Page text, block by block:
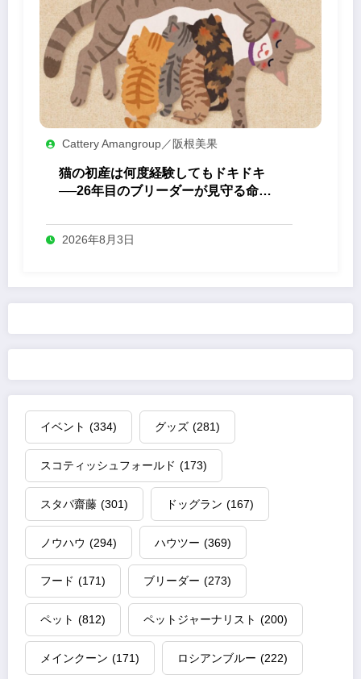
Cattery Amangroup／阪根美果
猫の初産は何度経験してもドキドキ
──26年目のブリーダーが見守る命の
2026年8月3日
イベント (334) グッズ (281)
スコティッシュフォールド (173)
スタパ齋藤 (301) ドッグラン (167)
ノウハウ (294) ハウツー (369)
フード (171) ブリーダー (273)
ペット (812) ペットジャーナリスト (200)
メインクーン (171) ロシアンブルー (222)